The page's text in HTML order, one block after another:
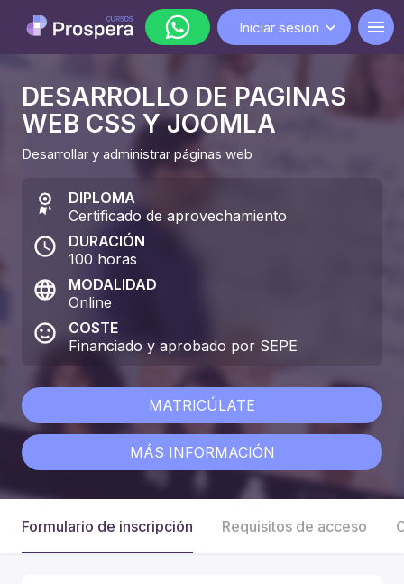
WhatsApp
lunes a viernes de 9:00 a 18:00
Iniciar sesión
DESARROLLO DE PAGINAS
WEB CSS Y JOOMLA
Desarrollar y administrar páginas web
DIPLOMA
Certificado de aprovechamiento
DURACIÓN
100 horas
MODALIDAD
Online
COSTE
Financiado y aprobado por SEPE
MATRICÚLATE
MÁS INFORMACIÓN
Formulario de inscripción Requisitos de acceso